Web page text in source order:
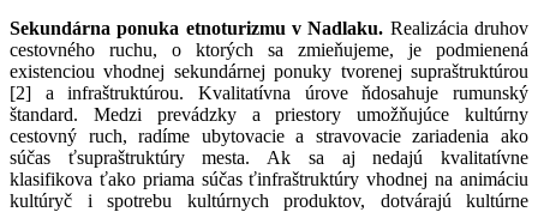
Sekundárna ponuka etnoturizmu v Nadlaku. Realizácia druhov
cestovného ruchu, o ktorých sa zmieňujeme, je podmienená
existenciou vhodnej sekundárnej ponuky tvorenej supraštruktúrou
[2] a infraštruktúrou. Kvalitatívna úrove
ňdosahuje rumunský
štandard. Medzi prevádzky a priestory umožňujúce kultúrny
cestovný ruch, radíme ubytovacie a stravovacie zariadenia ako
súčas ťsupraštruktúry mesta. Ak sa aj nedajú kvalitatívne
klasifikova ťako priama súčas ťinfraštruktúry vhodnej na animáciu
kultúry
i spotrebu kultúrnych produktov, dotvárajú kultúrne